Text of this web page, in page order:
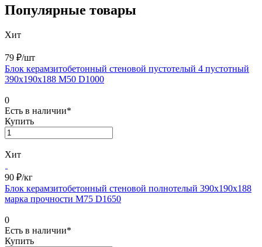
Популярные товары
Хит
79 ₽/шт
Блок керамзитобетонный стеновой пустотелый 4 пустотный
390х190х188 М50 D1000
0
Есть в наличии*
Купить
Хит
90 ₽/кг
Блок керамзитобетонный стеновой полнотелый 390х190х188
марка прочности М75 D1650
0
Есть в наличии*
Купить